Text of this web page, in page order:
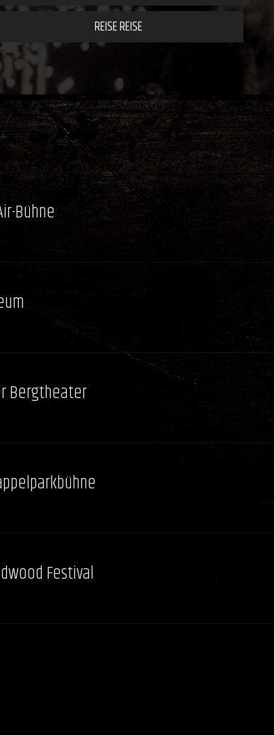
REISE REISE
Bühne
Bergtheater
Festival